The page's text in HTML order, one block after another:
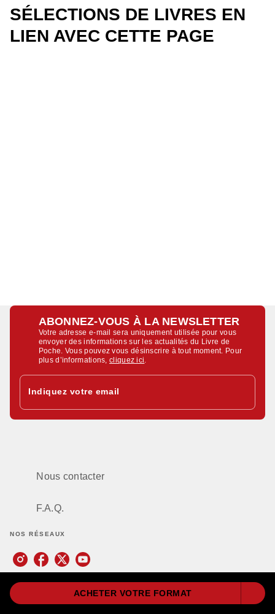
ACHETER VOTRE FORMAT
SÉLECTIONS DE LIVRES EN
LIEN AVEC CETTE PAGE
ABONNEZ-VOUS À LA NEWSLETTER
Votre adresse e-mail sera uniquement utilisée pour vous
envoyer des informations sur les actualités du Livre de
Poche. Vous pouvez vous désinscrire à tout moment. Pour
plus d’informations,cliquez ici
Indiquez votre email
Nous contacter
F.A.Q.
NOS RÉSEAUX
Littérature